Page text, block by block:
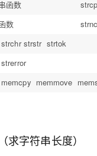
函数
数
strchr strstr strtok
strerror
memcpy memmove
求字符串长度）